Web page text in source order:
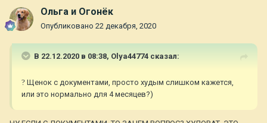
Ольга и Огонёк
Опубликовано 22 декабря, 2020
В 22.12.2020 в 08:38, Olya44774 сказал:
? Щенок с документами, просто худым слишком кажется,
или это нормально для 4 месяцев?)